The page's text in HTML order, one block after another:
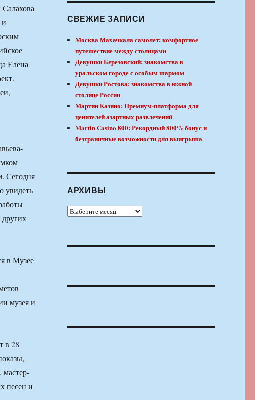
и
Елена
Сегодня
увидеть
в Музее
музея и
в 28
мастер-
песен и
СВЕЖИЕ ЗАПИСИ
Москва Махачкала самолет: комфортное
путешествие между столицами
Девушки Березовский: знакомства в
уральском городе с особым шармом
Девушки Ростова: знакомства в южной
столице России
Мартин Казино: Премиум-платформа для
ценителей азартных развлечений
Martin Casino 800: Рекордный 800% бонус и
безграничные возможности для выигрыша
АРХИВЫ
Архивы